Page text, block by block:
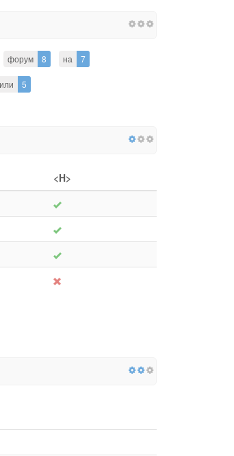
форум 8 на 7
или 5
<H>